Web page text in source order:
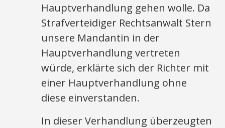
Hauptverhandlung gehen wolle. Da
Strafverteidiger Rechtsanwalt Stern
unsere Mandantin in der
Hauptverhandlung vertreten
würde, erklärte sich der Richter mit
einer Hauptverhandlung ohne
diese einverstanden.
In dieser Verhandlung überzeugten